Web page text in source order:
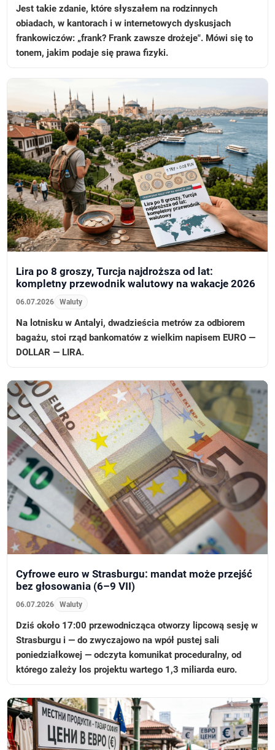
Jest takie zdanie, które słyszałem na rodzinnych
obiadach, w kantorach i w internetowych dyskusjach
frankowiczów: „frank? Frank zawsze drożeje". Mówi się to
tonem, jakim podaje się prawa fizyki.
Lira po 8 groszy, Turcja najdroższa od lat:
kompletny przewodnik walutowy na wakacje 2026
06.07.2026 Waluty
Na lotnisku w Antalyi, dwadzieścia metrów za odbiorem
bagażu, stoi rząd bankomatów z wielkim napisem EURO —
DOLLAR — LIRA.
Cyfrowe euro w Strasburgu: mandat może przejść
bez głosowania (6–9 VII)
06.07.2026 Waluty
Dziś około 17:00 przewodnicząca otworzy lipcową sesję w
Strasburgu i — do zwyczajowo na wpół pustej sali
poniedziałkowej — odczyta komunikat proceduralny, od
którego zależy los projektu wartego 1,3 miliarda euro.